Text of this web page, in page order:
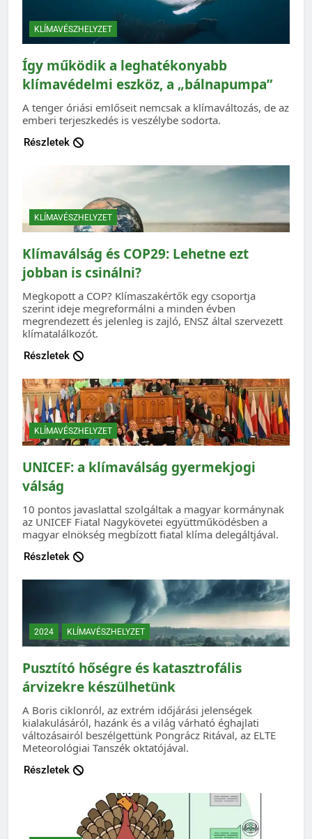
KLÍMAVÉSZHELYZET
Így működik a leghatékonyabb
klímavédelmi eszköz, a „bálnapumpa”
A tenger óriási emlőseit nemcsak a klímaváltozás, de az
emberi terjeszkedés is veszélybe sodorta.
Részletek
KLÍMAVÉSZHELYZET
Klímaválság és COP29: Lehetne ezt
jobban is csinálni?
Megkopott a COP? Klímaszakértők egy csoportja
szerint ideje megreformálni a minden évben
megrendezett és jelenleg is zajló, ENSZ által szervezett
klímatalálkozót.
Részletek
KLÍMAVÉSZHELYZET
UNICEF: a klímaválság gyermekjogi
válság
10 pontos javaslattal szolgáltak a magyar kormánynak
az UNICEF Fiatal Nagykövetei együttműködésben a
magyar elnökség megbízott fiatal klíma delegáltjával.
Részletek
2024 KLÍMAVÉSZHELYZET
Pusztító hőségre és katasztrofális
árvizekre készülhetünk
A Boris ciklonról, az extrém időjárási jelenségek
kialakulásáról, hazánk és a világ várható éghajlati
változásairól beszélgettünk Pongrácz Ritával, az ELTE
Meteorológiai Tanszék oktatójával.
Részletek